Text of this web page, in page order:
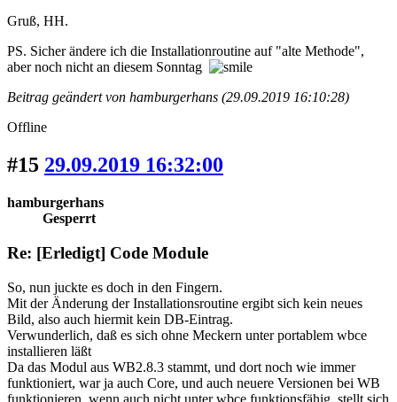
Gruß, HH.
PS. Sicher ändere ich die Installationroutine auf "alte Methode",
aber noch nicht an diesem Sonntag
Beitrag geändert von hamburgerhans (29.09.2019 16:10:28)
Offline
#15 29.09.2019 16:32:00
hamburgerhans
Gesperrt
Re: [Erledigt] Code Module
So, nun juckte es doch in den Fingern.
Mit der Änderung der Installationsroutine ergibt sich kein neues
Bild, also auch hiermit kein DB-Eintrag.
Verwunderlich, daß es sich ohne Meckern unter portablem wbce
installieren läßt
Da das Modul aus WB2.8.3 stammt, und dort noch wie immer
funktioniert, war ja auch Core, und auch neuere Versionen bei WB
funktionieren, wenn auch nicht unter wbce funktionsfähig, stellt sich